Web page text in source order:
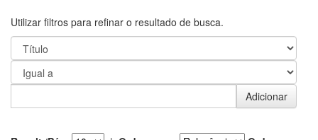
Utilizar filtros para refinar o resultado de busca.